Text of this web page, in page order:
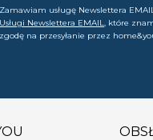
Zamawiam usługę Newslettera
Usługi Newslettera EMAIL, które
zgodę na przesyłanie przez
nowościach, ofertach, promocjach,